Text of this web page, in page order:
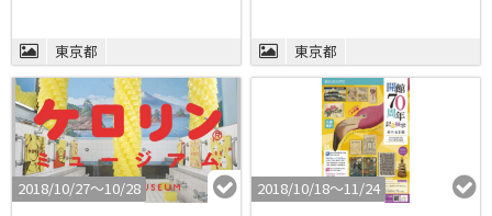
東京都 東京都
2018/10/27〜10/28 2018/10/18〜11/24